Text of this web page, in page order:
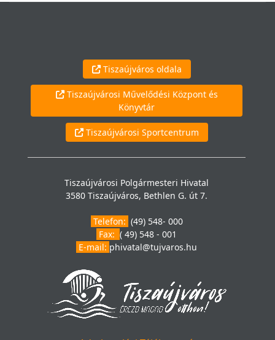
Tiszaújváros oldala
Tiszaújvárosi Művelődési Központ és
Könyvtár
Tiszaújvárosi Sportcentrum
Tiszaújvárosi Polgármesteri Hivatal
3580 Tiszaújváros, Bethlen G. út 7.
Telefon: (49) 548- 000
Fax: ( 49) 548 - 001
E-mail: phivatal@tujvaros.hu